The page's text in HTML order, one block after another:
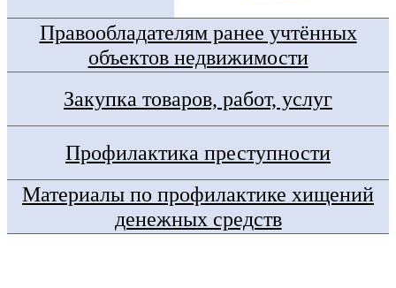
Правообладателям ранее учтённых
объектов недвижимости
Закупка товаров, работ, услуг
Профилактика преступности
Материалы по профилактике хищений
денежных средств